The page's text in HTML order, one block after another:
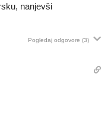
nanjevši
Pogledaj odgovore (3)